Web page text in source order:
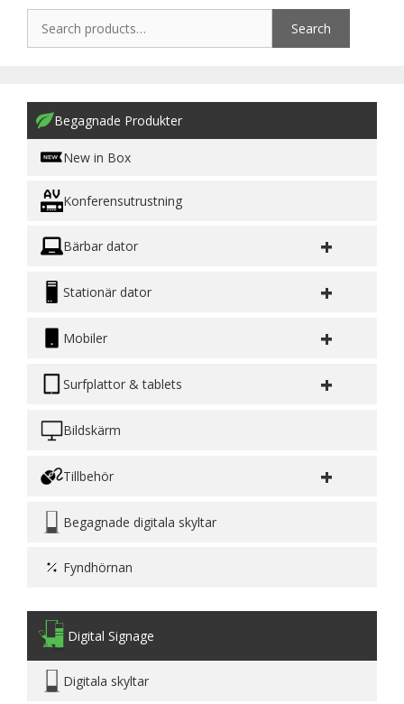
Search
Begagnade Produkter
New in Box
Konferensutrustning
Bärbar dator +
Stationär dator +
Mobiler +
Surfplattor & tablets +
Bildskärm
Tillbehör +
Begagnade digitala skyltar
Fyndhörnan
Digital Signage
Digitala skyltar